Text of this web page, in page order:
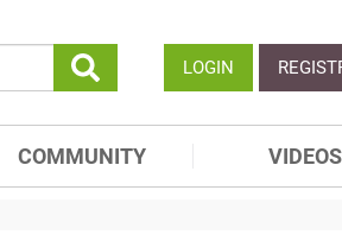
LOGIN
COMMUNITY VIDEOS